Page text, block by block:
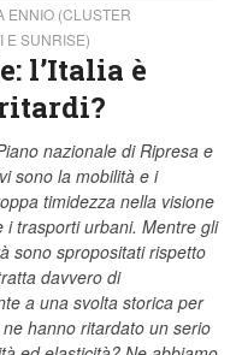
ENNIO (CLUSTER
E SUNRISE)
l’Italia è
nazionale di Ripresa e
sono la mobilità e i
timidezza nella visione
i trasporti urbani. Mentre gli
sono spropositati rispetto
davvero di
a una svolta storica per
hanno ritardato un serio